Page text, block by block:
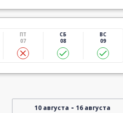
ПТ
07
СБ
08
ВС
09
10 августа - 16 августа